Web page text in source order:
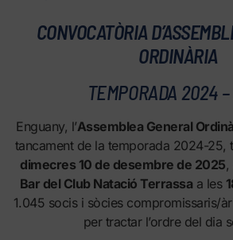
CONVOCATÒRIA
ORDINÀRIA
TEMPORADA 2024
Enguany, l’Assemblea General
tancament de la temporada 2024-25,
dimecres 10 de desembre de 2025,
Bar del Club Natació Terrassa a les
1.045 socis i sòcies compromissaris/
per tractar l’ordre del dia